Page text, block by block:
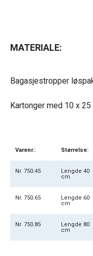
MATERIALE:
Bagasjestropper
Kartonger med 10 x 25
Varenr.: Størrelse:
Nr. 750.45
Lengde 40
cm
Nr. 750.65
Lengde 60
cm
Nr. 750.85
Lengde 80
cm